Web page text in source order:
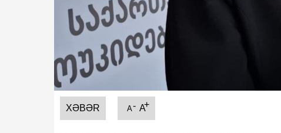
XƏBƏR A- A+